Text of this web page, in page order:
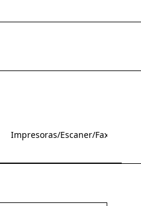
Impresoras/Escaner/Fax